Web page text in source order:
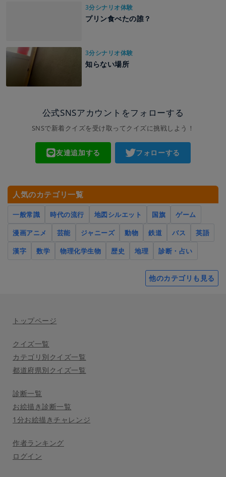
3分シナリオ体験
プリン食べたの誰？
3分シナリオ体験
知らない場所
公式SNSアカウントをフォローする
SNSで新着クイズを受け取ってクイズに挑戦しよう！
友達追加する フォローする
人気のカテゴリ一覧
一般常識 時代の流行 地図シルエット 国旗
ゲーム
漫画アニメ
芸能 ジャニーズ 動物 鉄道 バス
英語
漢字
数学 物理化学生物 歴史 地理 診断・占い
他のカテゴリも見る
トップページ
クイズ一覧
カテゴリ別クイズ一覧
都道府県別クイズ一覧
診断一覧
お絵描き診断一覧
1分お絵描きチャレンジ
作者ランキング
ログイン